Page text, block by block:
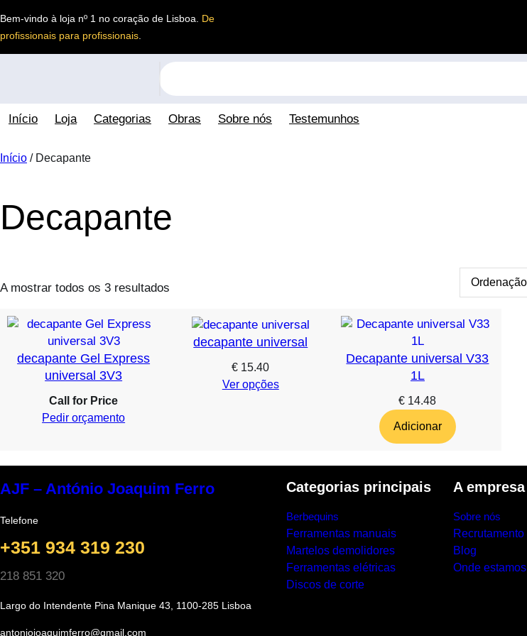
para
o
conteúdo
Bem-vindo à loja nº 1 no coração de Lisboa. De
profissionais para profissionais
S
e
a
Início Loja Categorias Obras Sobre nós Testemunhos
Início / Decapante
Decapante
A mostrar todos os 3 resultados
decapante Gel Express
universal 3V3
Call for Price
Pedir orçamento
decapante universal
€ 15.40
Ver opções
Decapante universal V33
1L
€ 14.48
Adicionar
AJF – António Joaquim Ferro
Telefone
+351 934 319 230
218 851 320
Largo do Intendente Pina Manique 43, 1100-285 Lisboa
antoniojoaquimferro@gmail.com
Categorias principais
Berbequins
Ferramentas manuais
Martelos demolidores
Ferramentas elétricas
Discos de corte
A empresa
Sobre nós
Recrutamento
Blog
Onde estamos